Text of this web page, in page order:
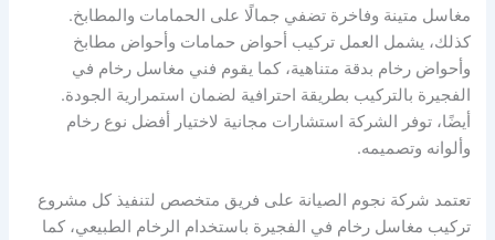
مغاسل متينة وفاخرة تضفي جمالًا على الحمامات والمطابخ.
كذلك، يشمل العمل تركيب أحواض حمامات وأحواض مطابخ
وأحواض رخام بدقة متناهية، كما يقوم فني مغاسل رخام في
الفجيرة بالتركيب بطريقة احترافية لضمان استمرارية الجودة.
أيضًا، توفر الشركة استشارات مجانية لاختيار أفضل نوع رخام
وألوانه وتصميمه.
تعتمد شركة نجوم الصيانة على فريق متخصص لتنفيذ كل مشروع
تركيب مغاسل رخام في الفجيرة باستخدام الرخام الطبيعي، كما